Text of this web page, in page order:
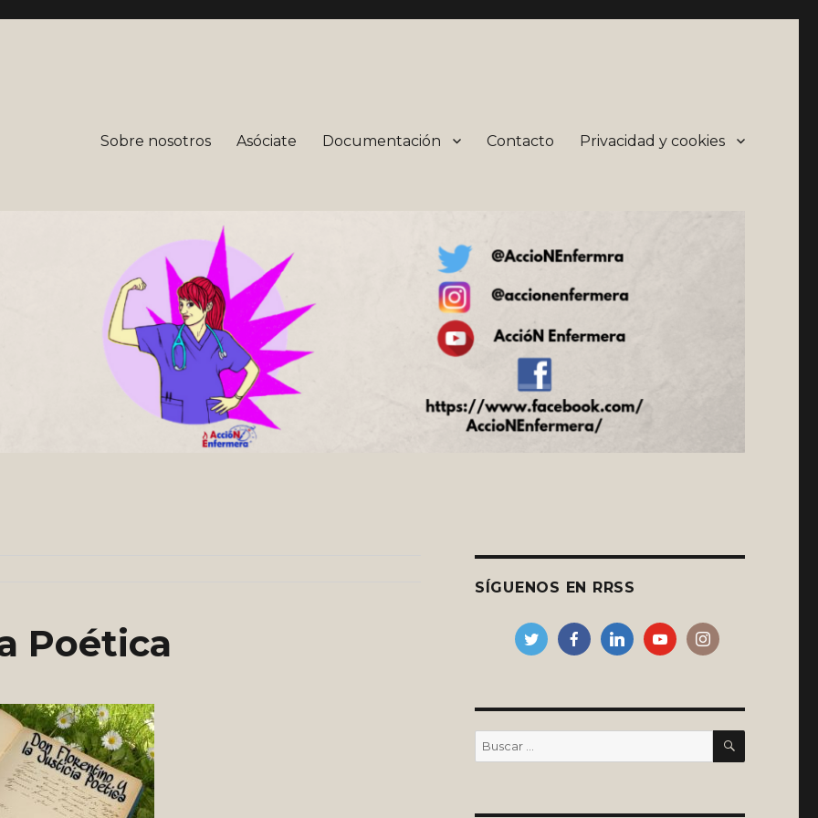
Sobre nosotros Asóciate Documentación Contacto Privacidad y cookies
Poética
SÍGUENOS EN RRSS
Buscar
por:
BUSCAR